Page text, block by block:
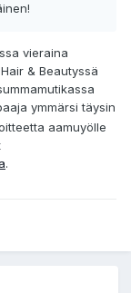
vieraina
& Beautyssä
ymmärsi täysin
aamuyölle
.